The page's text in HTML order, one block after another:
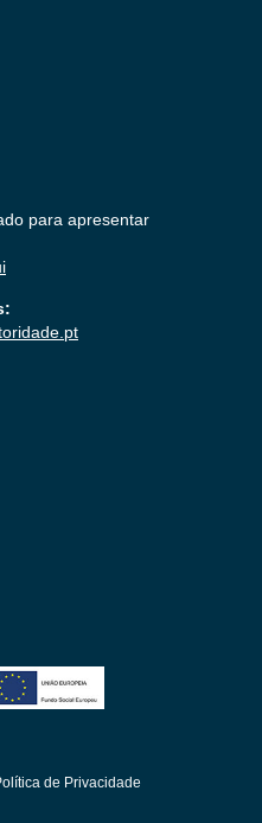
para apresentar
de Privacidade